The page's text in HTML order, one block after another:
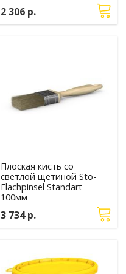
2 306 р.
Плоская кисть со
светлой щетиной Sto-
Flachpinsel Standart
100мм
3 734 р.